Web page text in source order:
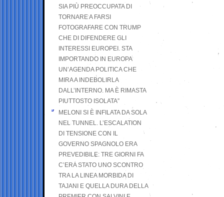
SIA PIÙ PREOCCUPATA DI
TORNARE A FARSI
FOTOGRAFARE CON TRUMP
CHE DI DIFENDERE GLI
INTERESSI EUROPEI. STA
IMPORTANDO IN EUROPA
UN’AGENDA POLITICA CHE
MIRA A INDEBOLIRLA
DALL’INTERNO. MA È RIMASTA
PIUTTOSTO ISOLATA”
MELONI SI È INFILATA DA SOLA
NEL TUNNEL. L’ESCALATION
DI TENSIONE CON IL
GOVERNO SPAGNOLO ERA
PREVEDIBILE: TRE GIORNI FA
C’ERA STATO UNO SCONTRO
TRA LA LINEA MORBIDA DI
TAJANI E QUELLA DURA DELLA